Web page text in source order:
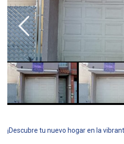
¡Descubre tu nuevo hogar en la